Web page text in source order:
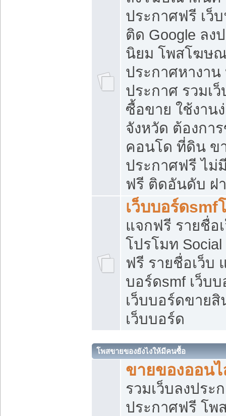
ประกาศฟรี เว็
ติด Google ลง
นิยม โพสโฆษ
ประกาศหางาน
ประกาศ รวมเ
ซื้อขาย ใช้งาน
จังหวัด ต้องกา
คอนโด ที่ดิน ข
ประกาศฟรี ไม่
ฟรี ติดอันดับ ฝ
เว็บบอร์ดsmf
แจกฟรี รายชื่อ
โปรโมท
ฟรี รายชื่อเว็บ
บอร์ดsmf เว็บ
เว็บบอร์ดขาย
เว็บบอร์ด
โพสขายของยังไงให้มีคนซื้อ
ขายของออน
รวมเว็บลงประ
ประกาศฟรี โพ